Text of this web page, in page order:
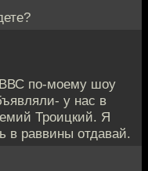
ВВС по-моему шоу
у нас в
Троицкий. Я
в раввины отдавай.